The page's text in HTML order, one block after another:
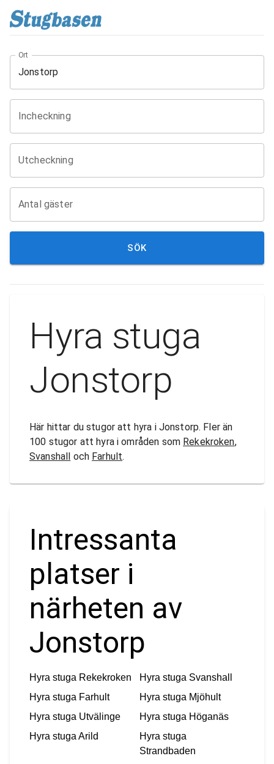
Ort
Incheckning
Utcheckning
Antal gäster
SÖK
Hyra stuga
Jonstorp
Här hittar du stugor att hyra i Jonstorp. Fler än
100 stugor att hyra i områden som Rekekroken,
Svanshall och Farhult.
Intressanta
platser i
närheten av
Jonstorp
Hyra stuga Rekekroken Hyra stuga Svanshall
Hyra stuga Farhult Hyra stuga Mjöhult
Hyra stuga Utvälinge Hyra stuga Höganäs
Hyra stuga Arild
Hyra stuga
Strandbaden